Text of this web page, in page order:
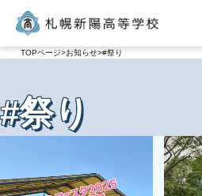
TOPページ お知らせ #祭り
#祭り